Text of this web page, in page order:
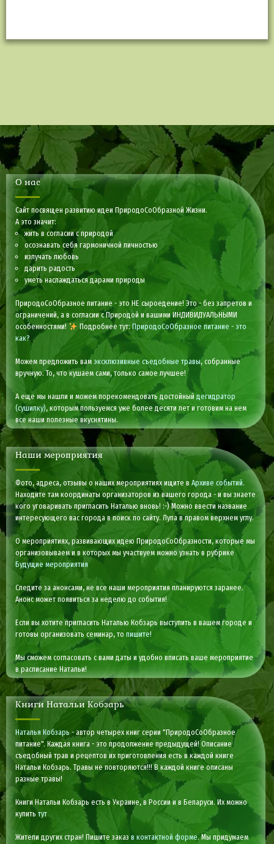
О нас
Сайт посвящен развитию идеи ПриродоСоОбразной Жизни.
А это значит:
жить в согласии с природой
осознавать себя гармоничной личностью
излучать любовь
дарить радость
уметь наслаждаться дарами природы
ПриродоСоОбразное питание - это НЕ сыроедение! Это - без запретов и
ограничений, а в согласии с Природой и вашими ИНДИВИДУАЛЬНЫМИ
особенностями!
Подробнее тут:ПриродоСоОбразное питание - это
как?
Можем предложить вам эксклюзивные съедобные травы, собранные
вручную. То, что кушаем сами, только самое лучшее!
А еще мы нашли и можем порекомендовать достойныйдегидратор
(сушилку), которым пользуемся уже более десяти лет и готовим на нем
все наши полезные вкуснятины.
Наши мероприятия
Фото, адреса, отзывы о наших мероприятиях ищите вАрхиве событий.
Находите там координаты организаторов из вашего города - и вы знаете
кого уговаривать пригласить Наталью вновь! :-) Можно ввести название
интересующего вас города в поиск по сайту. Лупа в правом верхнем углу.
О мероприятиях, развивающих идею ПриродоСоОбразности, которые мы
организовываем и в которых мы участвуем можно узнать в рубрике
Будущие мероприятия
Следите за анонсами, не все наши мероприятия планируются заранее.
Анонс может появиться за неделю до события!
Если вы хотите пригласить Наталью Кобзарь выступить в вашем городе и
готовы организовать семинар, топишите!
Мы сможем согласовать с вами даты и удобно вписать ваше мероприятие
в расписание Натальи!
Книги Натальи Кобзарь
Наталья Кобзарь - автор четырех книг серии "ПриродоСоОбразное
питание". Каждая книга - это продолжение предыдущей! Описание
съедобный трав и рецептов их приготовления есть в каждой книге
Натальи Кобзарь. Травы не повторяются!!! В каждой книге описаны
разные травы!
Книги Натальи Кобзарь есть в Украине, в России и в Беларуси. Их можно
купитьтут
Жители других стран! Пишите заказв контактной форме. Мы придумаем